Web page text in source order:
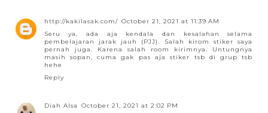
http://kakilasak.com/ October 21, 2021 at 11:39 AM
Seru ya, ada aja kendala dan kesalahan selama
pembelajaran jarak jauh (PJJ). Salah kirom stiker saya
pernah juga. Karena salah room kirimnya. Untungnya
masih sopan, cuma gak pas aja stiker tsb di grup tsb
hehe
Reply
Diah Alsa
October 21, 2021 at 2:02 PM